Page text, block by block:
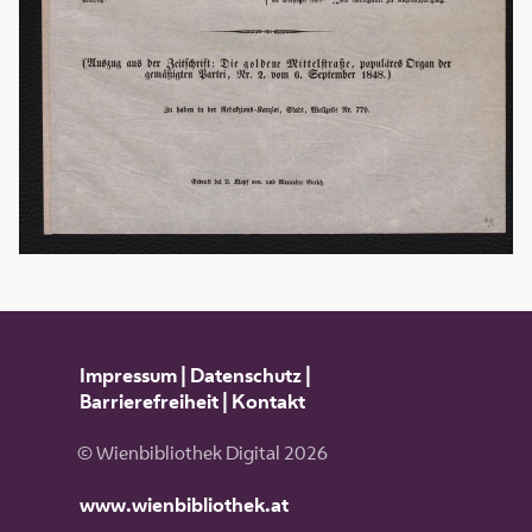
Impressum| Datenschutz|
Barrierefreiheit| Kontakt
© Wienbibliothek Digital 2026
www.wienbibliothek.at